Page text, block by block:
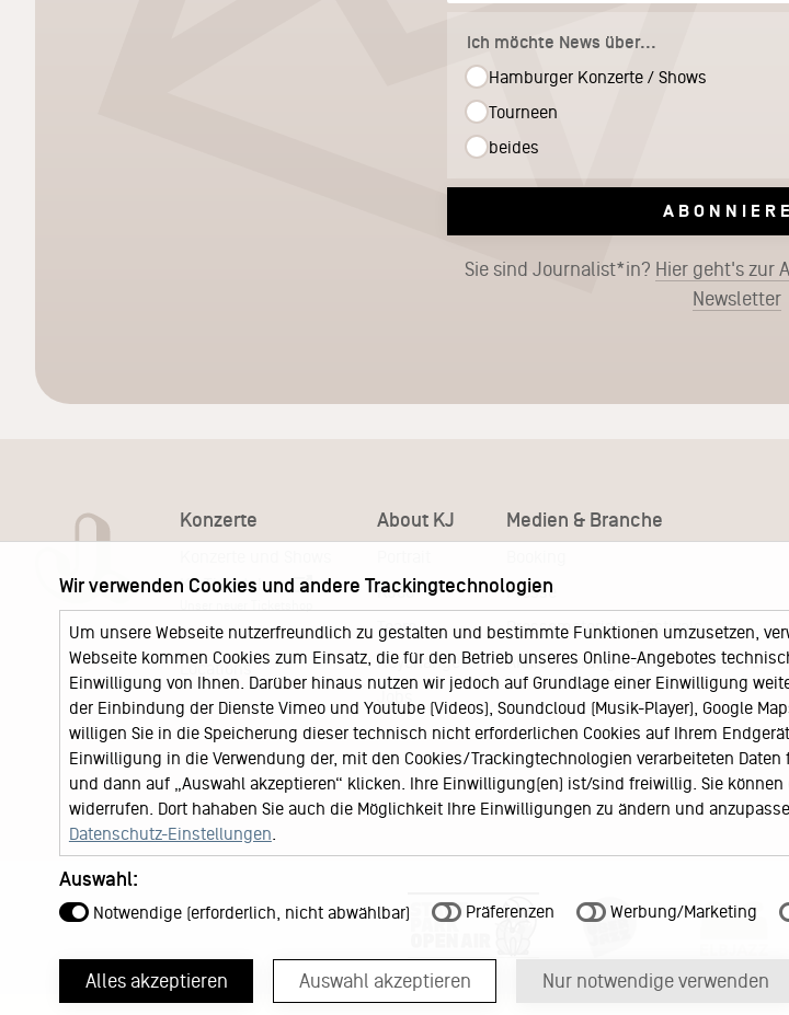
Ich möchte News über...
Hamburger Konzerte / Shows
Tourneen
beides
Sie sind Journalist*in? Hier geht's zur
Newsletter
Konzerte
KJ Ticketshop
News
Locations
About KJ
KJ60
Team
Keychange
Medien & Branche
Presse
Pressematerial – Festivals
Akkreditierungsformular – Festivals
Wir verwenden Cookies und andere Trackingtechnologien
Um unsere Webseite nutzerfreundlich zu gestalten und bestimmte Funktionen umzusetzen,
Webseite kommen Cookies zum Einsatz, die für den Betrieb unseres Online-Angebotes
Einwilligung von Ihnen. Darüber hinaus nutzen wir jedoch auf Grundlage einer Einwilligung
der Einbindung der Dienste Vimeo und Youtube (Videos), Soundcloud (Musik-Player), Google
willigen Sie in die Speicherung dieser technisch nicht erforderlichen Cookies auf Ihrem
Einwilligung in die Verwendung der, mit den Cookies/Trackingtechnologien verarbeiteten
und dann auf „Auswahl akzeptieren“ klicken. Ihre Einwilligung(en) ist/sind freiwillig. Sie
widerrufen. Dort hahaben Sie auch die Möglichkeit Ihre Einwilligungen zu ändern und
Datenschutz-Einstellungen
Auswahl:
Notwendige (erforderlich, nicht abwählbar) Präferenzen Werbung/Marketing
Alles akzeptieren Auswahl akzeptieren Nur notwendige verwenden